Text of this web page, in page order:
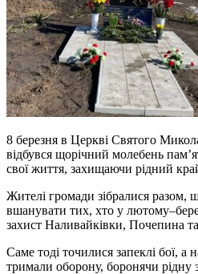
8 березня в Церкві Святого
відбувся щорічний молебень
свої життя, захищаючи рідний
Жителі громади зібралися разом,
вшанувати тих, хто у
захист Наливайківки, Почепина
Саме тоді точилися запеклі бої,
тримали оборону, боронячи рідну